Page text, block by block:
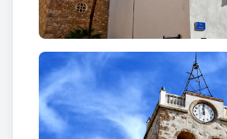
per una balustrada.
Respecte l'interior de l'església, la
volta de canó, reforçada per arcs
l'accés hi ha el cor, datat de
El creuer és amb cúpula